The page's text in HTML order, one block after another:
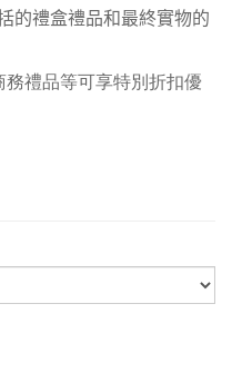
的禮盒禮品和最終實物的
禮品等可享特別折扣優